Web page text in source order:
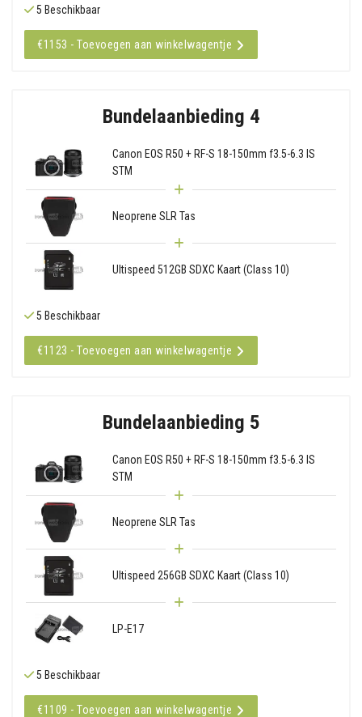
5 Beschikbaar
€1153 - Toevoegen aan winkelwagentje
Bundelaanbieding 4
Canon EOS R50 + RF-S 18-150mm f3.5-6.3 IS
STM
Neoprene SLR Tas
Ultispeed 512GB SDXC Kaart (Class 10)
5 Beschikbaar
€1123 - Toevoegen aan winkelwagentje
Bundelaanbieding 5
Canon EOS R50 + RF-S 18-150mm f3.5-6.3 IS
STM
Neoprene SLR Tas
Ultispeed 256GB SDXC Kaart (Class 10)
LP-E17
5 Beschikbaar
€1109 - Toevoegen aan winkelwagentje